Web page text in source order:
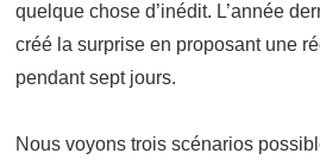
quelque chose d’inédit. L’année
créé la surprise en proposant une
pendant sept jours.
Nous voyons trois scénarios